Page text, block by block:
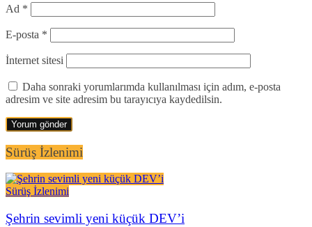
Ad *
E-posta *
İnternet sitesi
Daha sonraki yorumlarımda kullanılması için adım, e-posta
adresim ve site adresim bu tarayıcıya kaydedilsin.
Sürüş İzlenimi
Sürüş İzlenimi
Şehrin sevimli yeni küçük DEV’i